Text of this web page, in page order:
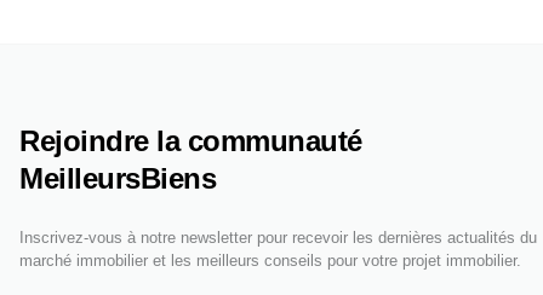
Rejoindre la communauté
MeilleursBiens
Inscrivez-vous à notre newsletter pour recevoir les dernières actualités du
marché immobilier et les meilleurs conseils pour votre projet immobilier.